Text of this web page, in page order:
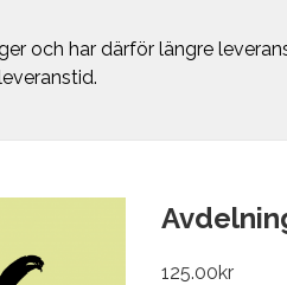
och har därför längre
125.00kr